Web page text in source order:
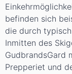
befinden sich
die durch
Inmitten des
GudbrandsGard
Prepperiet und